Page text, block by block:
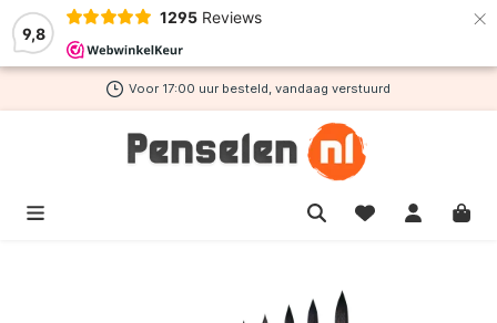
9,8
1295 Reviews ×
hoofdinhoud
Voor 17:00 uur besteld, vandaag verstuurd